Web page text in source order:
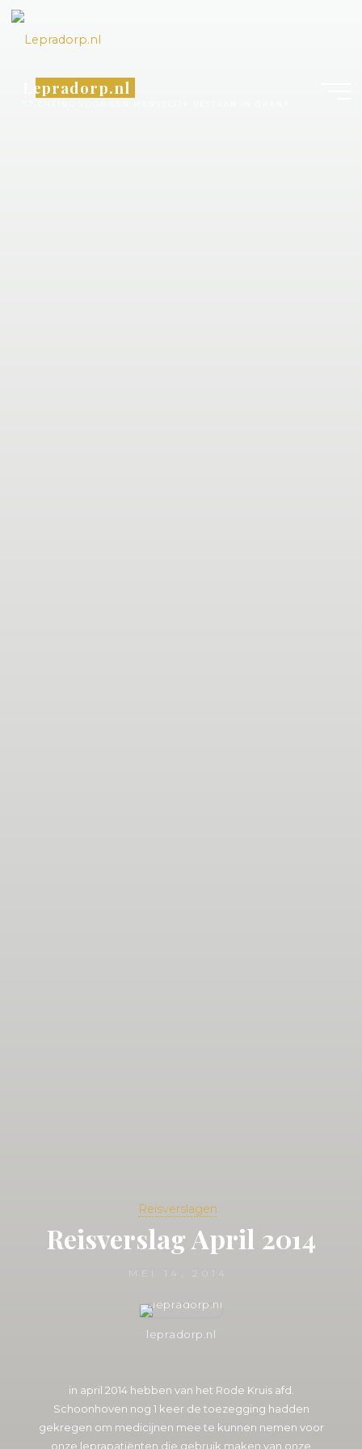
Lepradorp.nl
Reisverslagen
Reisverslag April 2014
MEI 14, 2014
lepradorp.nl
in april 2014 hebben van het Rode Kruis afd.
Schoonhoven nog 1 keer de toezegging hadden
gekregen om medicijnen mee te kunnen nemen voor
onze leprapatiënten die gebruik maken van onze